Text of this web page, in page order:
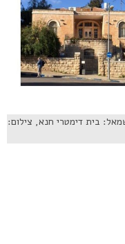
בית דימטרי חנא, צילום: